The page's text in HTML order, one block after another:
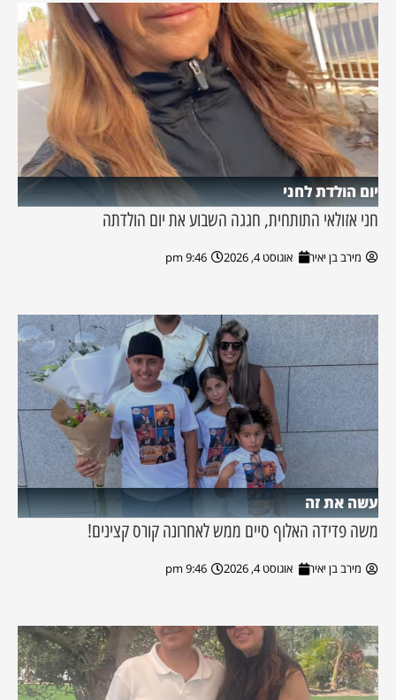
יום הולדת לחני
חני אזולאי התותחית, חגגה השבוע את יום הולדתה
מירב בן יאיר אוגוסט 4, 2026 9:46 pm
עשה את זה
משה פדידה האלוף סיים ממש לאחרונה קורס קצינים!
מירב בן יאיר אוגוסט 4, 2026 9:46 pm